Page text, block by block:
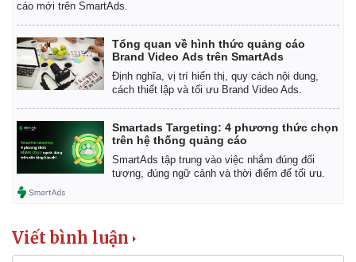
cáo mới trên SmartAds.
Tổng quan về hình thức quảng cáo
Brand Video Ads trên SmartAds
Định nghĩa, vị trí hiển thị, quy cách nội dung,
cách thiết lập và tối ưu Brand Video Ads.
Smartads Targeting: 4 phương thức chọn
trên hệ thống quảng cáo
SmartAds tập trung vào việc nhắm đúng đối
tượng, đúng ngữ cảnh và thời điểm để tối ưu.
Viết bình luận